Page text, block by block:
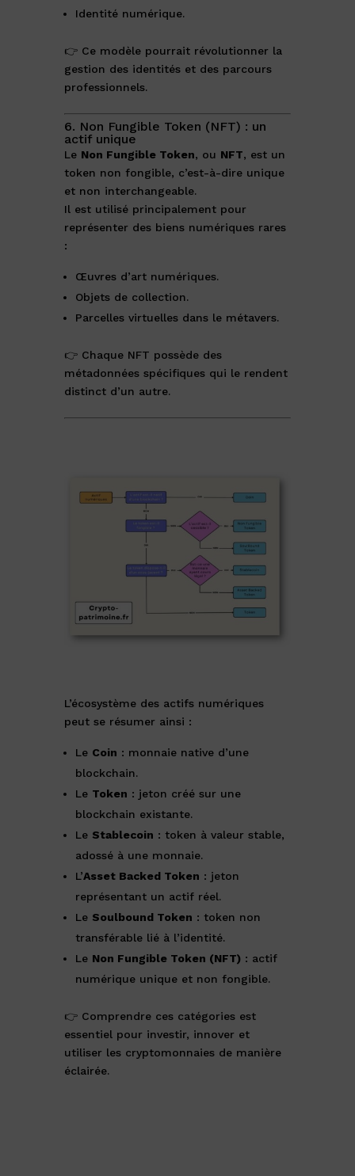
Identité numérique.
👉 Ce modèle pourrait révolutionner la
gestion des identités et des parcours
professionnels.
6. Non Fungible Token (NFT) : un
actif unique
Le Non Fungible Token, ou NFT, est un
token non fongible, c’est-à-dire unique
et non interchangeable.
Il est utilisé principalement pour
représenter des biens numériques rares
:
Œuvres d’art numériques.
Objets de collection.
Parcelles virtuelles dans le métavers.
👉 Chaque NFT possède des
métadonnées spécifiques qui le rendent
distinct d’un autre.
L’écosystème des actifs numériques
peut se résumer ainsi :
Le Coin : monnaie native d’une
blockchain.
Le Token : jeton créé sur une
blockchain existante.
Le Stablecoin : token à valeur stable,
adossé à une monnaie.
L’Asset Backed Token : jeton
représentant un actif réel.
Le Soulbound Token : token non
transférable lié à l’identité.
Le Non Fungible Token (NFT): actif
numérique unique et non fongible.
👉 Comprendre ces catégories est
essentiel pour investir, innover et
utiliser les cryptomonnaies de manière
éclairée.